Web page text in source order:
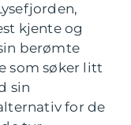
kjente og
berømte
som søker litt
sin
for de